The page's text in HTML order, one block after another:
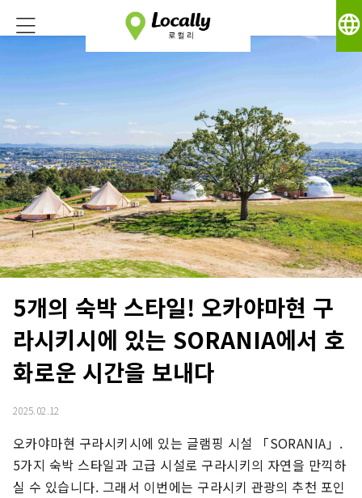
language
5개의 숙박 스타일! 오카야마현 구
라시키시에 있는 SORANIA에서 호
화로운 시간을 보내다
2025.02.12
오카야마현 구라시키시에 있는 글램핑 시설 「SORANIA」.
5가지 숙박 스타일과 고급 시설로 구라시키의 자연을 만끽하
실 수 있습니다. 그래서 이번에는 구라시키 관광의 추천 포인